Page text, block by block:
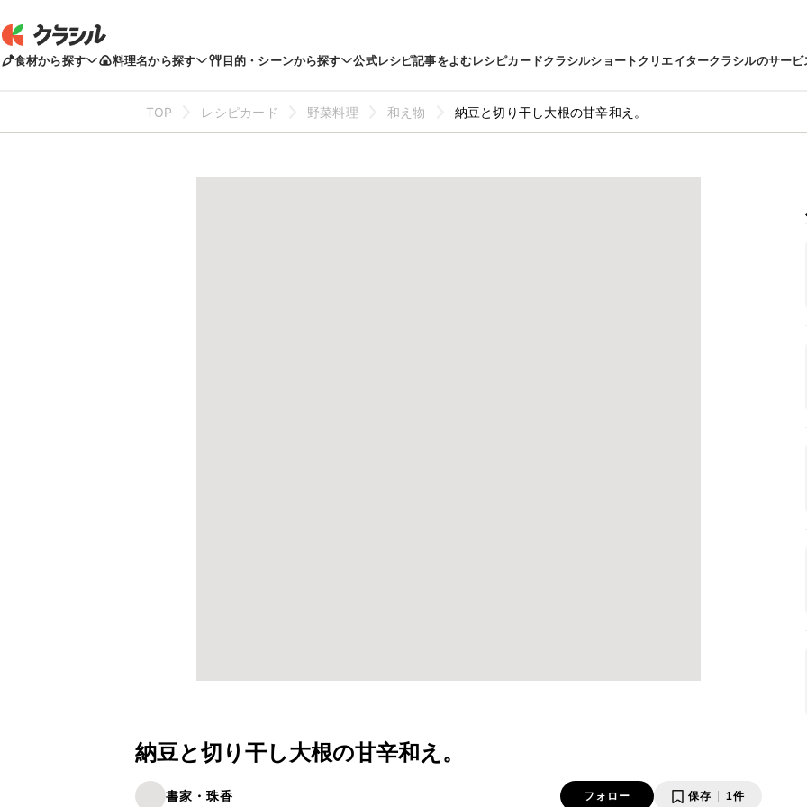
食材から探す 料理名から探す 目的・シーンから探す 公式レシピ記事をよむレシピカードクラシルショートクリエイタークラシルのサービ
TOP レシピカード 野菜料理 和え物 納豆と切り干し大根の甘辛和え。
納豆と切り干し大根の甘辛和え。
書家・珠香 フォロー 保存 1件